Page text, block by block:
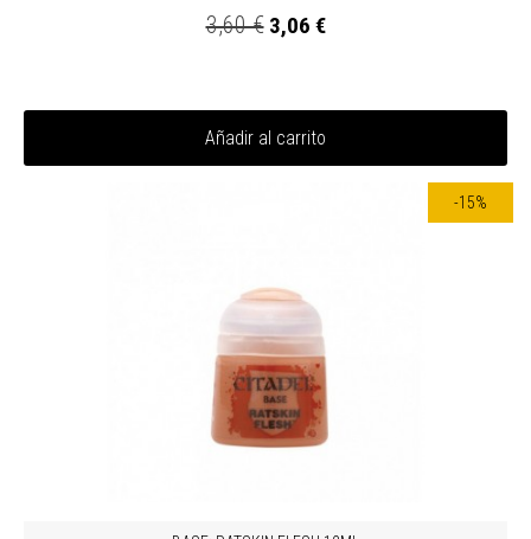
3,60 € 3,06 €
Añadir al carrito
-15%